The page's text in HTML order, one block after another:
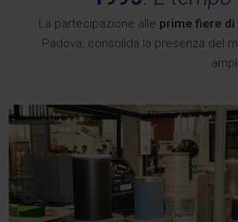
La partecipazione alle prime fiere
Padova, consolida la presenza del